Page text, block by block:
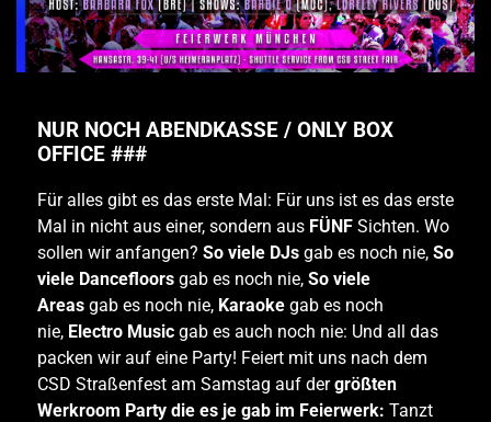
NUR NOCH ABENDKASSE / ONLY BOX
OFFICE ###
Für alles gibt es das erste Mal: Für uns ist es das erste
Mal in nicht aus einer, sondern aus FÜNF Sichten. Wo
sollen wir anfangen? So viele DJs gab es noch nie, So
viele Dancefloors gab es noch nie, So viele
Areas gab es noch nie, Karaoke gab es noch
nie, Electro Music gab es auch noch nie: Und all das
packen wir auf eine Party! Feiert mit uns nach dem
CSD Straßenfest am Samstag auf dergrößten
Werkroom Party die es je gab im Feierwerk: Tanzt